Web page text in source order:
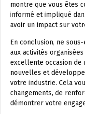
montre que vous êtes
informé et impliqué
avoir un impact sur
En conclusion, ne
aux activités
excellente occasion de
nouvelles et
votre industrie. Cela
changements, de
démontrer votre